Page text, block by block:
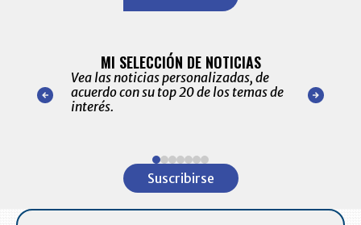
nuestro
para
MI SELECCIÓN DE NOTICIAS
Vea las noticias personalizadas, de
acuerdo con su top 20 de los temas de
interés.
de las
Suscribirse